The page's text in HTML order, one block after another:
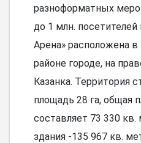
разноформатных
до 1 млн. посетителей
Арена» расположена
районе городе, на
Казанка. Территория
площадь 28 га, общая
составляет 73 330
здания -135 967 кв.